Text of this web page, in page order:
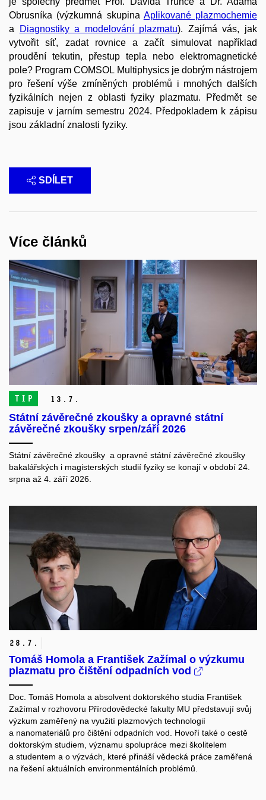
Obrusníka (výzkumná skupina Aplikované plazmochemie
a
Diagnostiky a modelování plazmatu). Zajímá vás, jak
vytvořit síť, zadat rovnice a začít simulovat například
proudění tekutin, přestup tepla nebo elektromagnetické
pole? Program COMSOL Multiphysics je dobrým nástrojem
pro řešení výše zmíněných problémů i mnohých dalších
fyzikálních nejen z oblasti fyziky plazmatu. Předmět se
zapisuje v jarním semestru 2024. Předpokladem k zápisu
jsou základní znalosti fyziky.
SDÍLET
Více článků
TIP 13. 7.
Státní závěrečné zkoušky a opravné státní
závěrečné zkoušky srpen/září 2026
Státní závěrečné zkoušky a opravné státní závěrečné zkoušky
bakalářských i magisterských studií fyziky se konají v období 24.
srpna až 4. září 2026.
28. 7.
Tomáš Homola a František Zažímal o výzkumu
plazmatu pro čištění odpadních vod
Doc. Tomáš Homola a absolvent doktorského studia František
Zažímal v rozhovoru Přírodovědecké fakulty MU představují svůj
výzkum zaměřený na využití plazmových technologií
a nanomateriálů pro čištění odpadních vod. Hovoří také o cestě
doktorským studiem, významu spolupráce mezi školitelem
a studentem a o výzvách, které přináší vědecká práce zaměřená
na řešení aktuálních environmentálních problémů.